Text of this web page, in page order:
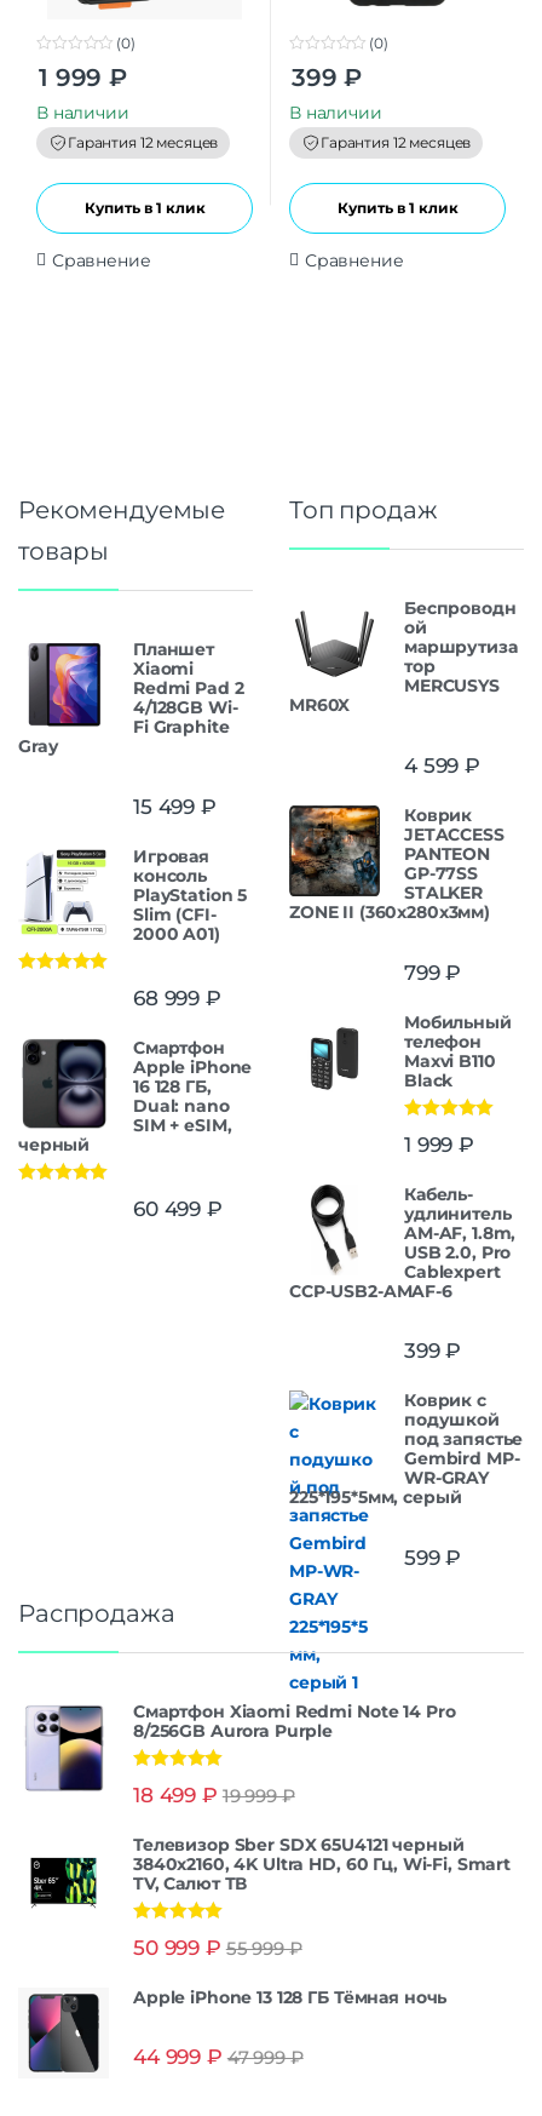
t
o
f
5
(0)
1 999 ₽
В наличии
Гарантия 12 месяцев
Купить в 1 клик
Сравнение
o
t
o
f
5
(0)
399 ₽
В наличии
Гарантия 12 месяцев
Купить в 1 клик
Сравнение
Рекомендуемые
товары
Планшет
Xiaomi
Redmi Pad 2
4/128GB Wi-
Fi Graphite
Gray
15 499 ₽
Игровая
консоль
PlayStation 5
Slim (CFI-
2000 A01)
68 999 ₽
Смартфон
Apple iPhone
16 128 ГБ,
Dual: nano
SIM + eSIM,
черный
60 499 ₽
Топ продаж
Беспроводн
ой
маршрутиза
тор
MERCUSYS
MR60X
4 599 ₽
Коврик
JETACCESS
PANTEON
GP-77SS
STALKER
ZONE II (360x280x3мм)
799₽
Мобильный
телефон
Maxvi B110
Black
из 5
1 999 ₽
Кабель-
удлинитель
AM-AF, 1.8m,
USB 2.0, Pro
Cablexpert
CCP-USB2-AMAF-6
399₽
Коврик с
подушкой
под запястье
Gembird MP-
WR-GRAY
225*195*5мм, серый
599₽
Распродажа
Смартфон Xiaomi Redmi Note 14 Pro
8/256GB Aurora Purple
из 5
18 499 ₽ 19 999₽
Телевизор Sber SDX 65U4121 черный
3840x2160, 4K Ultra HD, 60 Гц, Wi-Fi, Smart
TV, Салют ТВ
из 5
50 999 ₽ 55 999₽
Apple iPhone 13 128 ГБ Тёмная ночь
44 999 ₽ 47 999₽